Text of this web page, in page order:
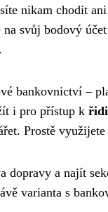
nikam chodit
svůj bodový
bankovnictví –
i pro přístup k
Prostě
a najít
varianta s